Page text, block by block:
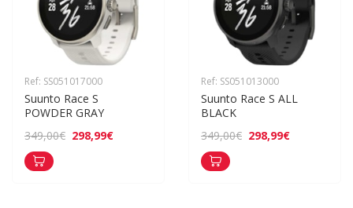
Ref: SS051017000
Suunto Race S
POWDER GRAY
349,00€ 298,99€
Ref: SS051013000
Suunto Race S ALL
BLACK
349,00€ 298,99€